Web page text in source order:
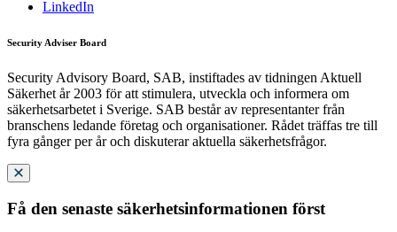
LinkedIn
Security Adviser Board
Security Advisory Board, SAB, instiftades av tidningen Aktuell
Säkerhet år 2003 för att stimulera, utveckla och informera om
säkerhetsarbetet i Sverige. SAB består av representanter från
branschens ledande företag och organisationer. Rådet träffas tre till
fyra gånger per år och diskuterar aktuella säkerhetsfrågor.
Få den senaste säkerhetsinformationen först